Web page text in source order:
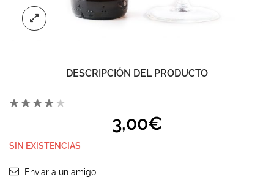
DESCRIPCIÓN DEL PRODUCTO
3,00€
SIN EXISTENCIAS
Enviar a un amigo